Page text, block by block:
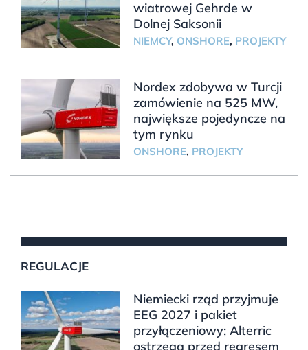
wiatrowej Gehrde w
Dolnej Saksonii
NIEMCY, ONSHORE, PROJEKTY
Nordex zdobywa w Turcji
zamówienie na 525 MW,
największe pojedyncze na
tym rynku
ONSHORE, PROJEKTY
REGULACJE
Niemiecki rząd przyjmuje
EEG 2027 i pakiet
przyłączeniowy; Alterric
ostrzega przed regresem